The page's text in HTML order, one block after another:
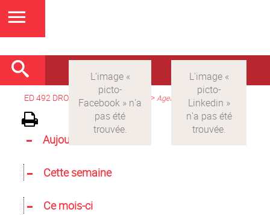
ED 492 DROIT > Version française >Agenda
Aujourd'hui
Cette semaine
Ce mois-ci